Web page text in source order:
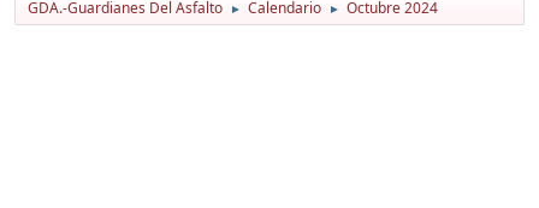
GDA.-Guardianes Del Asfalto ► Calendario ► Octubre 2024